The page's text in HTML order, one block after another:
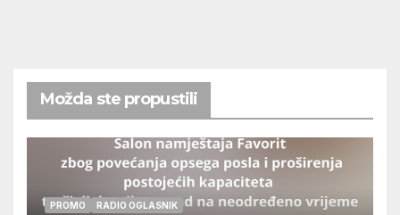
Možda ste propustili
PROMO RADIO OGLASNIK